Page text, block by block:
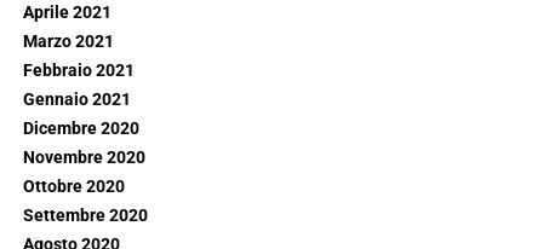
Aprile 2021
Marzo 2021
Febbraio 2021
Gennaio 2021
Dicembre 2020
Novembre 2020
Ottobre 2020
Settembre 2020
Agosto 2020